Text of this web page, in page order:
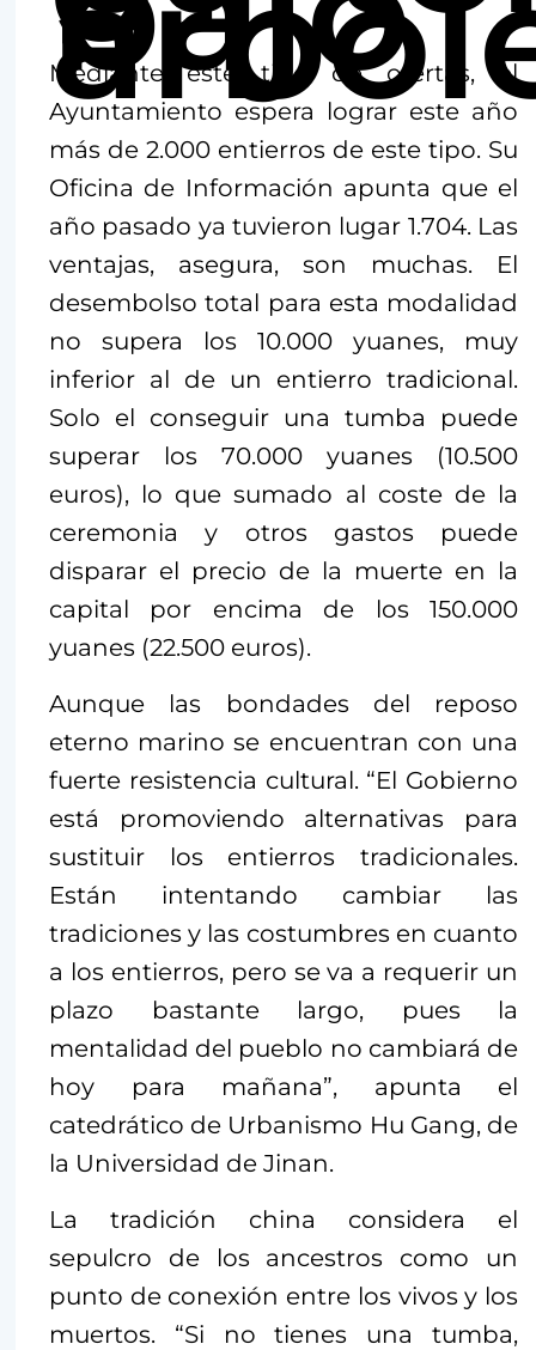
Mediante este tipo de ofertas, el
Ayuntamiento espera lograr este año
más de 2.000 entierros de este tipo. Su
Oficina de Información apunta que el
año pasado ya tuvieron lugar 1.704. Las
ventajas, asegura, son muchas. El
desembolso total para esta modalidad
no supera los 10.000 yuanes, muy
inferior al de un entierro tradicional.
Solo el conseguir una tumba puede
superar los 70.000 yuanes (10.500
euros), lo que sumado al coste de la
ceremonia y otros gastos puede
disparar el precio de la muerte en la
capital por encima de los 150.000
yuanes (22.500 euros).
Aunque las bondades del reposo
eterno marino se encuentran con una
fuerte resistencia cultural. “El Gobierno
está promoviendo alternativas para
sustituir los entierros tradicionales.
Están intentando cambiar las
tradiciones y las costumbres en cuanto
a los entierros, pero se va a requerir un
plazo bastante largo, pues la
mentalidad del pueblo no cambiará de
hoy para mañana”, apunta el
catedrático de Urbanismo Hu Gang, de
la Universidad de Jinan.
La tradición china considera el
sepulcro de los ancestros como un
punto de conexión entre los vivos y los
muertos. “Si no tienes una tumba,